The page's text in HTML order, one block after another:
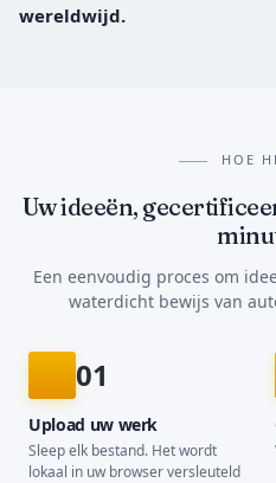
wereldwijd.
HOE
Uw ideeën,
Een eenvoudig proces om
waterdicht bewijs van
01
Upload uw werk
Sleep elk bestand. Het wordt
lokaal in uw browser versleuteld